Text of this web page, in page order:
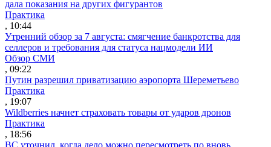
дала показания на других фигурантов
Практика
, 10:44
Утренний обзор за 7 августа: смягчение банкротства для
селлеров и требования для статуса нацмодели ИИ
Обзор СМИ
, 09:22
Путин разрешил приватизацию аэропорта Шереметьево
Практика
, 19:07
Wildberries начнет страховать товары от ударов дронов
Практика
, 18:56
ВС уточнил, когда дело можно пересмотреть по вновь